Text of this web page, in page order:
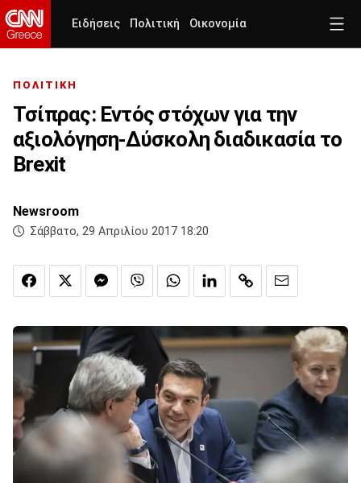
Ειδήσεις Πολιτική Οικονομία
ΠΟΛΙΤΙΚΗ
Τσίπρας: Εντός στόχων για την
αξιολόγηση-Δύσκολη διαδικασία το
Brexit
Newsroom
Σάββατο, 29 Απριλίου 2017 18:20